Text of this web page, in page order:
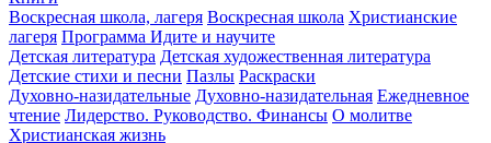
Воскресная школа, лагеря Воскресная школа Христианские
лагеря Программа Идите и научите
Детская литература Детская художественная литература
Детские стихи и песни Пазлы Раскраски
Духовно-назидательные Духовно-назидательная Ежедневное
чтение Лидерство. Руководство. Финансы О молитве
Христианская жизнь